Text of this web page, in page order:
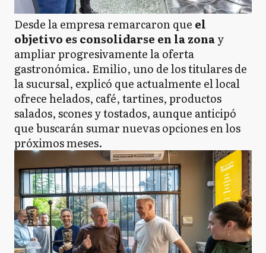
Desde la empresa remarcaron que el
objetivo es consolidarse en la zonay
ampliar progresivamente la oferta
gastronómica. Emilio, uno de los titulares de
la sucursal, explicó que actualmente el local
ofrece helados, café, tartines, productos
salados, scones y tostados, aunque anticipó
que buscarán sumar nuevas opciones en los
próximos meses.